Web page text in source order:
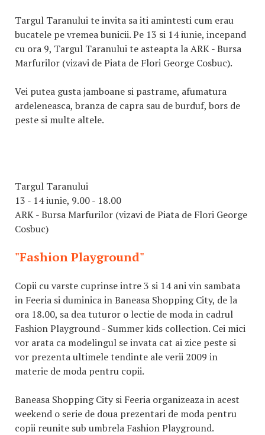
Targul Taranului te invita sa iti amintesti cum erau
bucatele pe vremea bunicii. Pe 13 si 14 iunie, incepand
cu ora 9, Targul Taranului te asteapta la ARK - Bursa
Marfurilor (vizavi de Piata de Flori George Cosbuc).
Vei putea gusta jamboane si pastrame, afumatura
ardeleneasca, branza de capra sau de burduf, bors de
peste si multe altele.
Targul Taranului
13 - 14 iunie, 9.00 - 18.00
ARK - Bursa Marfurilor (vizavi de Piata de Flori George
Cosbuc)
"Fashion Playground"
Copii cu varste cuprinse intre 3 si 14 ani vin sambata
in Feeria si duminica in Baneasa Shopping City, de la
ora 18.00, sa dea tuturor o lectie de moda in cadrul
Fashion Playground - Summer kids collection. Cei mici
vor arata ca modelingul se invata cat ai zice peste si
vor prezenta ultimele tendinte ale verii 2009 in
materie de moda pentru copii.
Baneasa Shopping City si Feeria organizeaza in acest
weekend o serie de doua prezentari de moda pentru
copii reunite sub umbrela Fashion Playground.